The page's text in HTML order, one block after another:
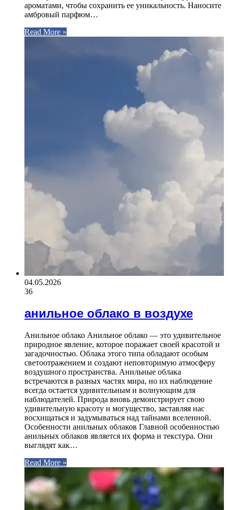
ароматами, чтобы сохранить ее уникальность. Наносите
амбровый парфюм…
Read More »
04.05.2026
36
анильное облако в воздухе
Анильное облако Анильное облако — это удивительное
природное явление, которое поражает своей красотой и
загадочностью. Облака этого типа обладают особым
светоотражением и создают неповторимую атмосферу
воздушного пространства. Анильные облака
встречаются в разных частях мира, но их наблюдение
всегда остается удивительным и волнующим для
наблюдателей. Природа вновь демонстрирует свою
удивительную красоту и могущество, заставляя нас
восхищаться и задумываться над тайнами вселенной.
Особенности анильных облаков Главной особенностью
анильных облаков является их форма и текстура. Они
выглядят как…
Read More »